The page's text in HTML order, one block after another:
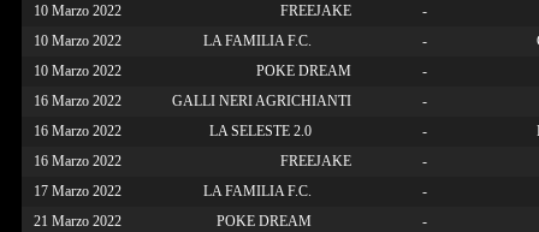
10 Marzo 2022
FREEJAKE
-
10 Marzo 2022
LA FAMILIA F.C. -
10 Marzo 2022
POKE DREAM
-
16 Marzo 2022
GALLI NERI AGRICHIANTI
-
16 Marzo 2022
LA SELESTE 2.0 -
16 Marzo 2022
FREEJAKE
-
17 Marzo 2022
LA FAMILIA F.C.
-
21 Marzo 2022
POKE DREAM
-